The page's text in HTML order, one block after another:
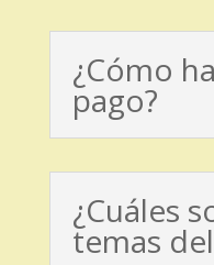
¿Cómo
pago?
¿Cuáles
temas